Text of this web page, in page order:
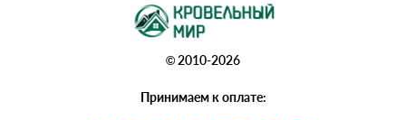
© 2010-2026
Принимаем к оплате: